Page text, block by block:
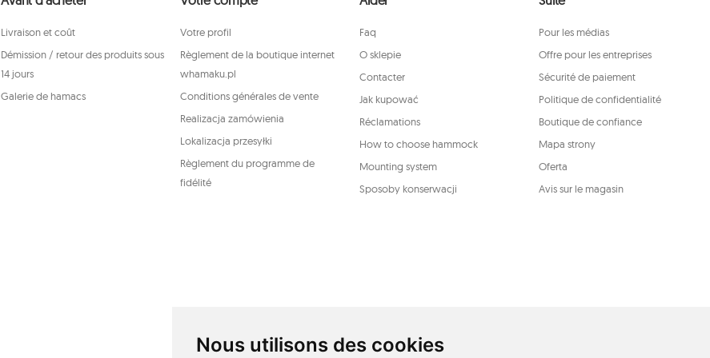
Nous utilisons des cookies
traitement de vos données personnelles, ainsi que le droit de déposer, auprès d'une autorité de
moment, votre consentement au traitement de vos données personnelles, un tel retrait n'affectant pas
contacter le service client de Mouton Interactive par e-mail, ou par courrier adressé à son adresse
Pour plus d'informations, veuillez visiter:www.mouton.pl/ODO
Livraison et coût
Démission / retour des produits sous
14 jours
Galerie de hamacs
Votre profil
Règlement de la boutique internet
whamaku.pl
Conditions générales de vente
Realizacja zamówienia
Lokalizacja przesyłki
Règlement du programme de
fidélité
Faq
O sklepie
Contacter
Jak kupować
Réclamations
How to choose hammock
Mounting system
Sposoby konserwacji
Pour les médias
Offre pour les entreprises
Sécurité de paiement
Politique de confidentialité
Boutique de confiance
Mapa strony
Oferta
Avis sur le magasin